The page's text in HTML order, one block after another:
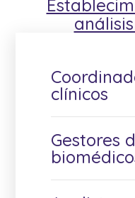
análisis
clínicos
Gestores